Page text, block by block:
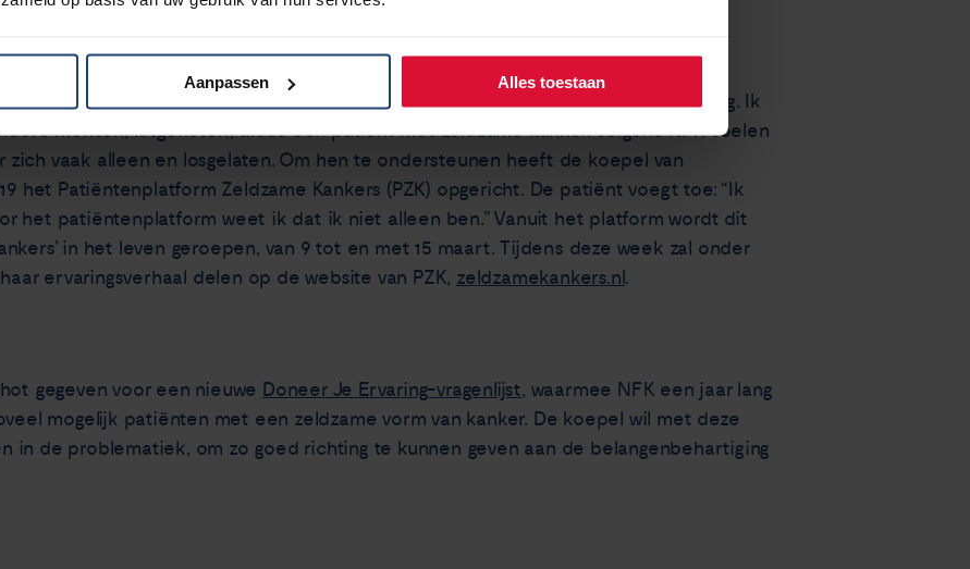
Aanpassen Alles toestaan
ook naar informatie en tips, zeker tijdens mijn chemobehandeling en bestraling. Ik
mensen, lotgenoten”, aldus een patiënt met zeldzame kanker. Volgens NFK voelen
zich vaak alleen en losgelaten. Om hen te ondersteunen heeft de koepel van
het Patiëntenplatform Zeldzame Kankers (PZK) opgericht. De patiënt voegt toe: “Ik
het patiëntenplatform weet ik dat ik niet alleen ben.” Vanuit het platform wordt dit
in het leven geroepen, van 9 tot en met 15 maart. Tijdens deze week zal onder
ervaringsverhaal delen op de website van PZK, zeldzamekankers.nl.
gegeven voor een nieuwe Doneer Je Ervaring-vragenlijst, waarmee NFK een jaar lang
mogelijk patiënten met een zeldzame vorm van kanker. De koepel wil met deze
in de problematiek, om zo goed richting te kunnen geven aan de belangenbehartiging